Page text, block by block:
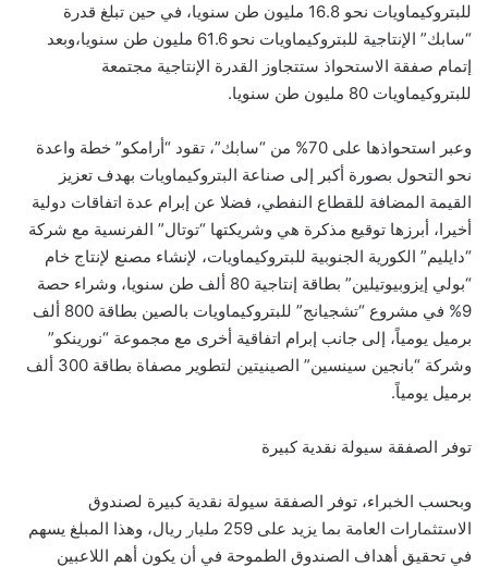
للبتروكيماويات نحو 16.8 مليون طن سنويا، في حين تبلغ قدرة
“سابك” الإنتاجية للبتروكيماويات نحو 61.6 مليون طن سنويا،وبعد
إتمام صفقة الاستحواذ ستتجاوز القدرة الإنتاجية مجتمعة
للبتروكيماويات 80 مليون طن سنويا.
وعبر استحواذها على 70% من “سابك”، تقود “أرامكو” خطة واعدة
نحو التحول بصورة أكبر إلى صناعة البتروكيماويات بهدف تعزيز
القيمة المضافة للقطاع النفطي، فضلا عن إبرام عدة اتفاقات دولية
أخيرا، أبرزها توقيع مذكرة هي وشريكتها “توتال” الفرنسية مع شركة
“دايليم” الكورية الجنوبية للبتروكيماويات، لإنشاء مصنع لإنتاج خام
“بولي إيزوبيوتيلين” بطاقة إنتاجية 80 ألف طن سنويا، وشراء حصة
9% في مشروع “تشجيانج” للبتروكيماويات بالصين بطاقة 800 ألف
برميل يومياً، إلى جانب إبرام اتفاقية أخرى مع مجموعة “نورينكو”
وشركة “بانجين سينسين” الصينيتين لتطوير مصفاة بطاقة 300 ألف
برميل يومياً.
توفر الصفقة سيولة نقدية كبيرة
وبحسب الخبراء، توفر الصفقة سيولة نقدية كبيرة لصندوق
الاستثمارات العامة بما يزيد على 259 مليار ريال، وهذا المبلغ يسهم
في تحقيق أهداف الصندوق الطموحة في أن يكون أهم اللاعبين
بالصور: 800 متر من الرعب في بامبلونا.. ثيران هائجة تسحق
المغامرين ولن تصدق ما يحدث في «حلبة الموت»!